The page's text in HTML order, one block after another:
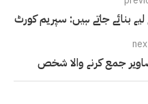
بنائے جاتے ہیں: سپریم کورٹ